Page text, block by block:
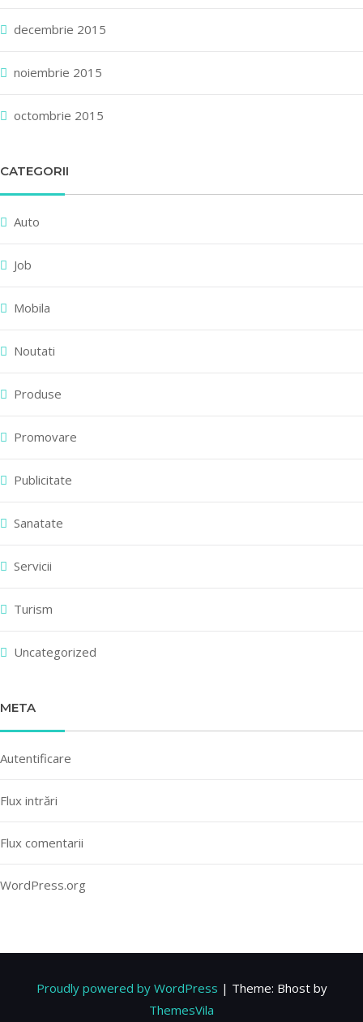
decembrie 2015
noiembrie 2015
octombrie 2015
CATEGORII
Auto
Job
Mobila
Noutati
Produse
Promovare
Publicitate
Sanatate
Servicii
Turism
Uncategorized
META
Autentificare
Flux intrări
Flux comentarii
WordPress.org
Proudly powered by WordPress | Theme: Bhost by
ThemesVila